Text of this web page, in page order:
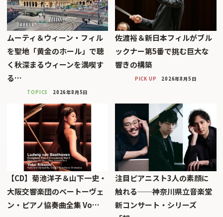
ムーティ＆ウィーン・フィル
を聖地「黄金のホール」で聴
く秋深まるウィーンを満喫す
る…
TOPICS 2026年8月5日
佐渡裕＆新日本フィルがブル
ックナー第5番で挑む巨大な
響きの構築
PICK UP 2026年8月5日
【CD】菊池洋子＆山下一史・
大阪交響楽団のベートーヴェ
ン・ピアノ協奏曲全集 Vo…
注目ピアニスト3人の素顔に
触れる──神奈川県立音楽堂
新コンサート・シリーズ